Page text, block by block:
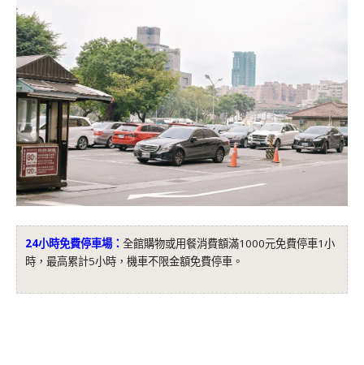
24小時免費停車場： 全館購物或用餐消費額滿1000元免費停車1小
時，最高累計5小時，機車不限金額免費停車。